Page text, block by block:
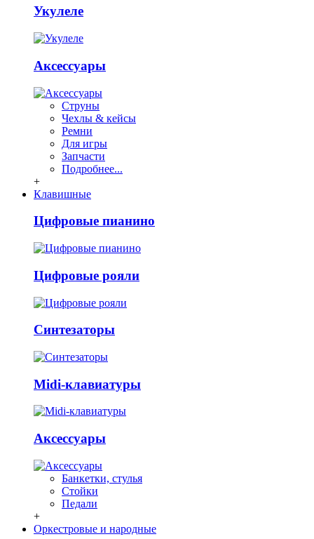
Укулеле
Аксессуары
Струны
Чехлы & кейсы
Ремни
Для игры
Запчасти
Подробнее...
+
Клавишные
Цифровые пианино
Цифровые рояли
Синтезаторы
Midi-клавиатуры
Аксессуары
Банкетки, стулья
Стойки
Педали
+
Оркестровые и народные